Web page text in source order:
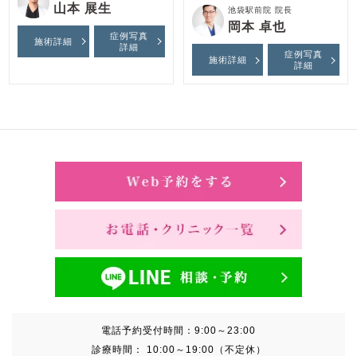
山本 展生
施術詳細
症例写真
詳細
池袋駅前院 院長
岡本 卓也
施術詳細
症例写真
詳細
電話予約受付時間： 9:00～23:00
診療時間：
10:00～19:00（不定休）